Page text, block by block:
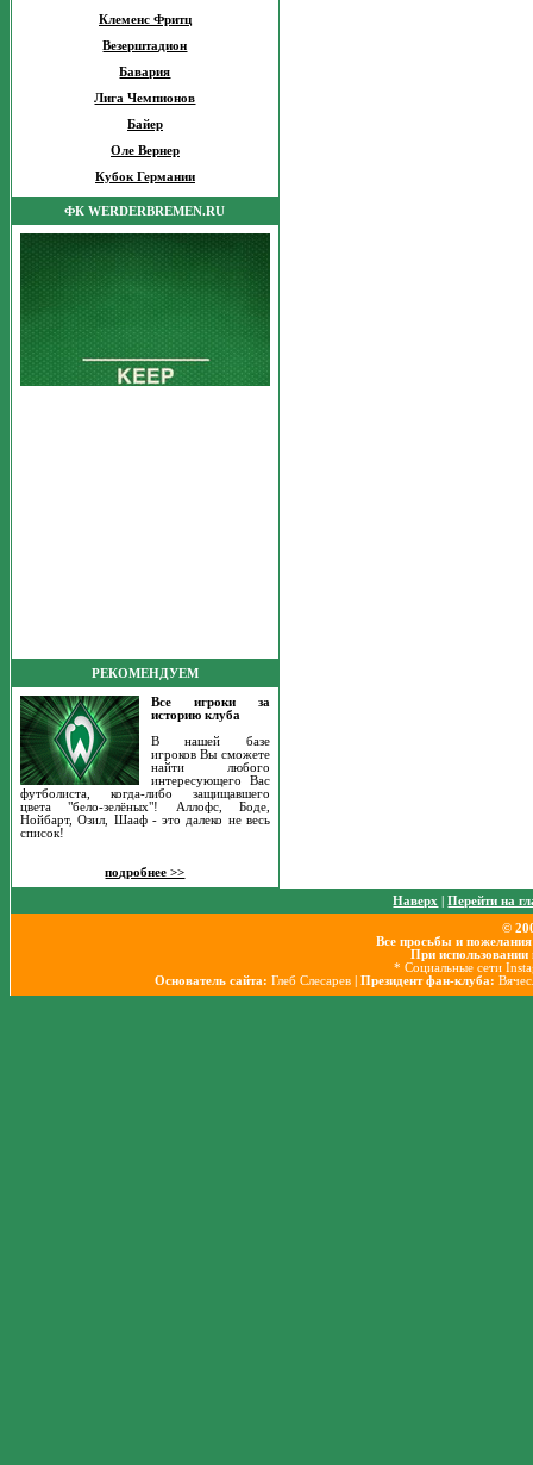
Клеменс Фритц
Везерштадион
Бавария
Лига Чемпионов
Байер
Оле Вернер
Кубок Германии
ФК WERDERBREMEN.RU
РЕКОМЕНДУЕМ
Все игроки за
историю клуба
В нашей базе
игроков Вы сможете
найти любого
интересующего Вас
футболиста, когда-либо защищавшего
цвета "бело-зелёных"! Аллофс, Боде,
Нойбарт, Озил, Шааф - это далеко не весь
список!
подробнее >>
Наверх |Перейти на
©
Все просьбы и
При использовании
* Социальные сети
Основатель сайта: Глеб Слесарев | Президент фан-клуба: